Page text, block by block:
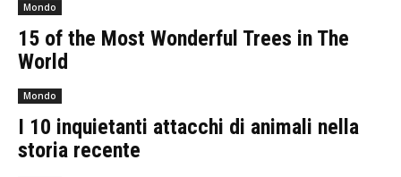
Mondo
15 of the Most Wonderful Trees in The
World
Mondo
I 10 inquietanti attacchi di animali nella
storia recente